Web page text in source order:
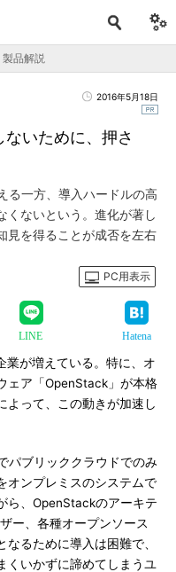
製品解説
2016年5月18日
いために、押さ
る一方、導入ハードルの高
くないという。進化が著し
見を得ることが成否を左右
PC用表示
LINE Hatena
が増えている。特に、オ
ェア「OpenStack」が本格
よって、この動きが加速し
パブリッククラウドでのみ
オンプレミスのシステムで
ら、OpenStackのアーキテ
ー、各種オープンソース
るために導入は困難で、
くいかずに諦めてしまうユ